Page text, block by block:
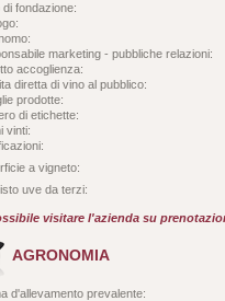
di fondazione:
marketing - pubbliche relazioni:
accoglienza:
diretta di vino al pubblico:
prodotte:
di etichette:
vinti:
a vigneto:
uve da terzi:
visitare l'azienda su
AGRONOMIA
d'allevamento prevalente: